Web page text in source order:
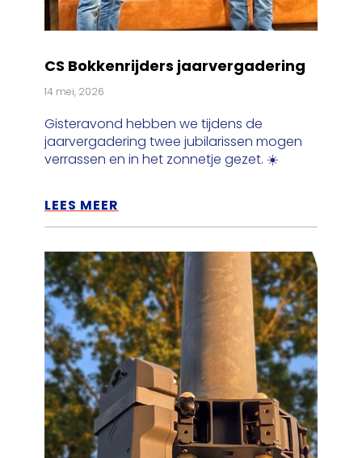
CS Bokkenrijders jaarvergadering
14 mei, 2026
Gisteravond hebben we tijdens de
jaarvergadering twee jubilarissen mogen
verrassen en in het zonnetje gezet. ☀️
LEES MEER